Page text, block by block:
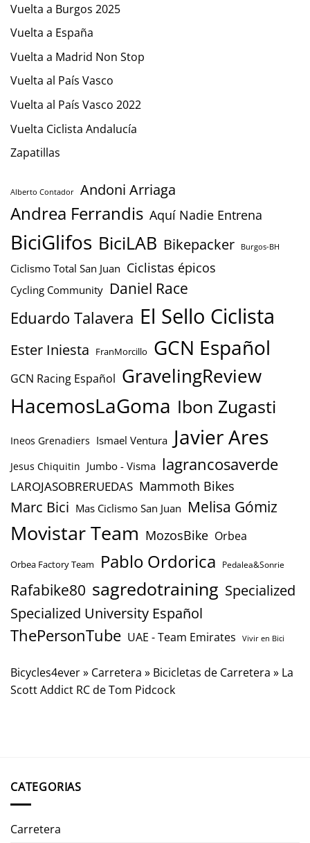
Vuelta a Burgos 2025
Vuelta a España
Vuelta a Madrid Non Stop
Vuelta al País Vasco
Vuelta al País Vasco 2022
Vuelta Ciclista Andalucía
Zapatillas
Alberto Contador Andoni Arriaga
Andrea Ferrandis Aquí Nadie Entrena
BiciGlifos BiciLAB Bikepacker Burgos-BH
Ciclismo Total San Juan Ciclistas épicos
Cycling Community Daniel Race
Eduardo Talavera El Sello Ciclista
Ester Iniesta FranMorcillo GCN Español
GCN Racing Español GravelingReview
HacemosLaGoma Ibon Zugasti
Ineos Grenadiers Ismael Ventura Javier Ares
Jesus Chiquitin Jumbo - Visma lagrancosaverde
LAROJASOBRERUEDAS Mammoth Bikes
Marc Bici Mas Ciclismo San Juan Melisa Gómiz
Movistar Team MozosBike Orbea
Orbea Factory Team Pablo Ordorica Pedalea&Sonrie
Rafabike80 sagredotraining Specialized
Specialized University Español
ThePersonTube UAE - Team Emirates Vivir en Bici
Bicycles4ever» Carretera » Bicicletas de Carretera » La
Scott Addict RC de Tom Pidcock
CATEGORIAS
Carretera